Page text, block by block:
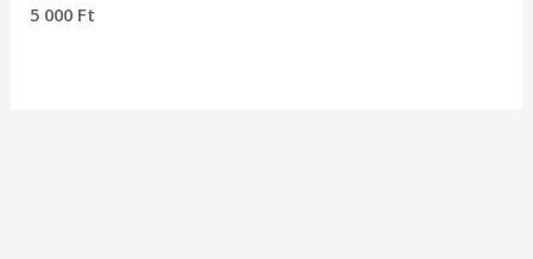
Értékelés:
5 000 Ft